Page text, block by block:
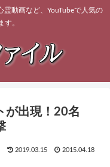
動画など、YouTubeで人気の
す。
が出現！20名
2019.03.15 2015.04.18